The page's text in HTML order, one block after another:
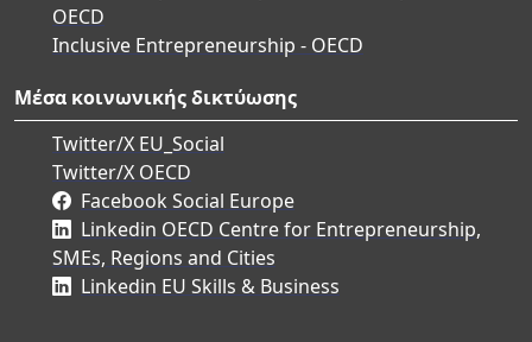
OECD
Inclusive Entrepreneurship - OECD
Μέσα κοινωνικής δικτύωσης
Twitter/X EU_Social
Twitter/X OECD
Facebook Social Europe
Linkedin OECD Centre for Entrepreneurship,
SMEs, Regions and Cities
Linkedin EU Skills & Business